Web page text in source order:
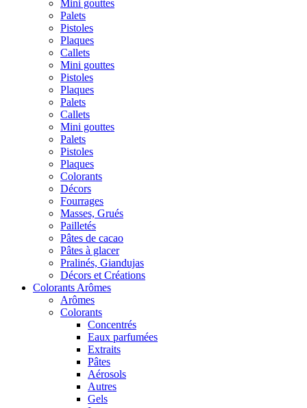
Mini gouttes
Palets
Pistoles
Plaques
Callets
Mini gouttes
Pistoles
Plaques
Palets
Callets
Mini gouttes
Palets
Pistoles
Plaques
Colorants
Décors
Fourrages
Masses, Grués
Pailletés
Pâtes de cacao
Pâtes à glacer
Pralinés, Giandujas
Décors et Créations
Colorants Arômes
Arômes
Colorants
Concentrés
Eaux parfumées
Extraits
Pâtes
Aérosols
Autres
Gels